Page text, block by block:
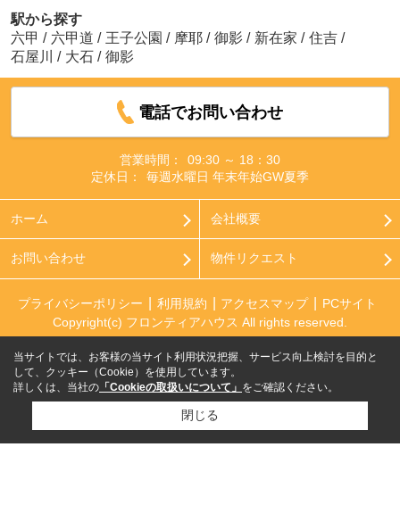
駅から探す
六甲 / 六甲道 / 王子公園 / 摩耶 / 御影 / 新在家 / 住吉 /
石屋川
/ 大石 / 御影
電話でお問い合わせ
営業時間：
09:30 ～ 18：30
定休日：
毎週水曜日 年末年始GW夏季
ホーム 会社概要
お問い合わせ 物件リクエスト
プライバシーポリシー 利用規約 アクセスマップ
PCサイト
Copyright(c) フロンティアハウス All rights reserved.
当サイトでは、お客様の当サイト利用状況把握、サービス向上検討を目的と
して、クッキー（Cookie）を使用しています。
詳しくは、当社の 「Cookieの取扱いについて」 をご確認ください。
閉じる